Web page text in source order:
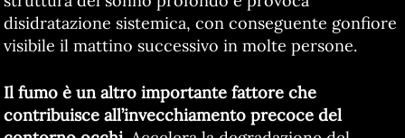
disidratazione sistemica, con conseguente gonfiore
visibile il mattino successivo in molte persone.
Il fumo è un altro importante fattore che
contribuisce all’invecchiamento precoce del